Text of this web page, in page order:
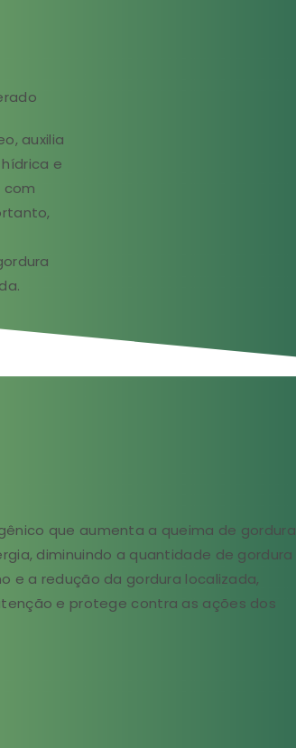
auxilia
e
com
que aumenta a queima de gordura
diminuindo a quantidade de gordura
e a redução da gordura localizada,
e protege contra as ações dos